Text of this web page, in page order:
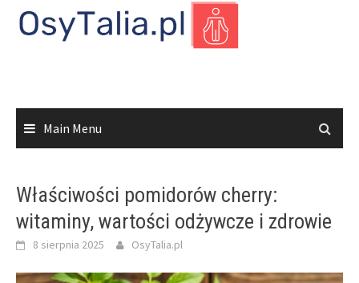
Main Menu
Właściwości pomidorów cherry:
witaminy, wartości odżywcze i zdrowie
8 sierpnia 2025 OsyTalia.pl